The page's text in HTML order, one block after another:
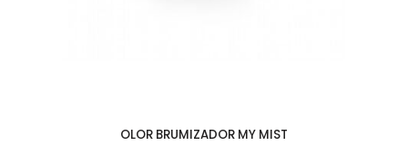
OLOR BRUMIZADOR MY MIST